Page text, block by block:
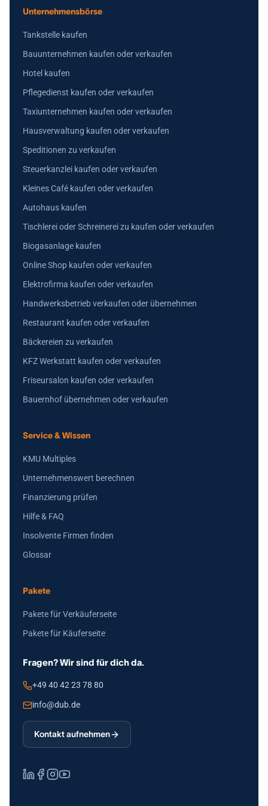
Unternehmensbörse
Tankstelle kaufen
Bauunternehmen kaufen oder verkaufen
Hotel kaufen
Pflegedienst kaufen oder verkaufen
Taxiunternehmen kaufen oder verkaufen
Hausverwaltung kaufen oder verkaufen
Speditionen zu verkaufen
Steuerkanzlei kaufen oder verkaufen
Kleines Café kaufen oder verkaufen
Autohaus kaufen
Tischlerei oder Schreinerei zu kaufen oder verkaufen
Biogasanlage kaufen
Online Shop kaufen oder verkaufen
Elektrofirma kaufen oder verkaufen
Handwerksbetrieb verkaufen oder übernehmen
Restaurant kaufen oder verkaufen
Bäckereien zu verkaufen
KFZ Werkstatt kaufen oder verkaufen
Friseursalon kaufen oder verkaufen
Bauernhof übernehmen oder verkaufen
Service & Wissen
KMU Multiples
Unternehmenswert berechnen
Finanzierung prüfen
Hilfe & FAQ
Insolvente Firmen finden
Glossar
Pakete
Pakete für Verkäuferseite
Pakete für Käuferseite
Fragen? Wir sind für dich da.
+49 40 42 23 78 80
info@dub.de
Kontakt aufnehmen